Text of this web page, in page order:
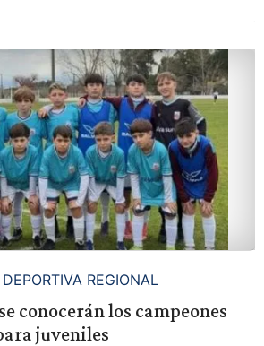
REGIONAL
conocerán los campeones
juveniles